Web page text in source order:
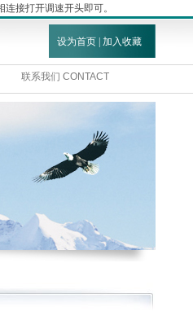
连接打开调速开头即可。
设为首页 加入收藏
联系我们 CONTACT